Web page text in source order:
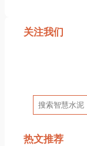
关注我们
搜
索
热文推荐